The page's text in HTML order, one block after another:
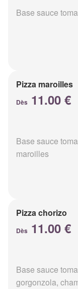
Base sauce
Pizza maroilles
Dès 11.00 €
Base sauce
maroilles
Pizza chorizo
Dès 11.00 €
Base sauce
gorgonzola,